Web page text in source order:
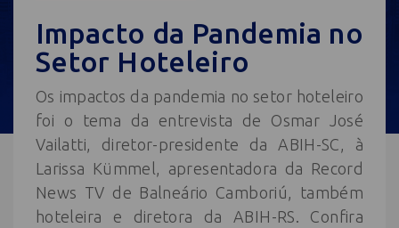
Impacto da Pandemia no
Setor Hoteleiro
Os impactos da pandemia no setor hoteleiro
foi o tema da entrevista de Osmar José
Vailatti, diretor-presidente da ABIH-SC, à
Larissa Kümmel, apresentadora da Record
News TV de Balneário Camboriú, também
hoteleira e diretora da ABIH-RS. Confira